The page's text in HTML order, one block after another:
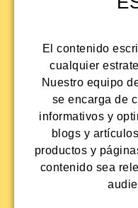
El contenido
cualquier
Nuestro equipo
se encarga de
informativos y
blogs y
productos y
contenido sea